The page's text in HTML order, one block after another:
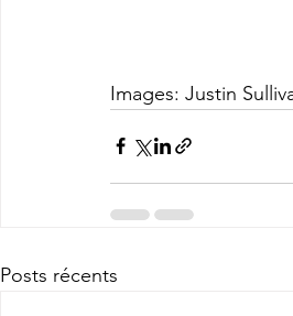
Images: Justin
Posts récents